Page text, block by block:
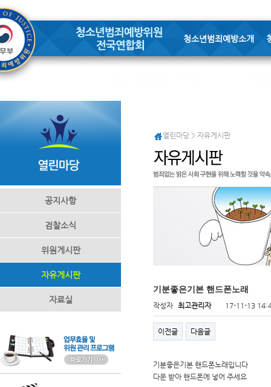
청소년범죄예방소개
공지사항
검찰소식
위원게시판
자유게시판
자료실
열린마당 > 자유게시판
기분좋은기본 핸드폰노래
작성자 최고관리자 17-11-13
이전글 다음글
기분좋은기본 핸드폰노래입니다
다운 받아 핸드폰에 넣어 주세요